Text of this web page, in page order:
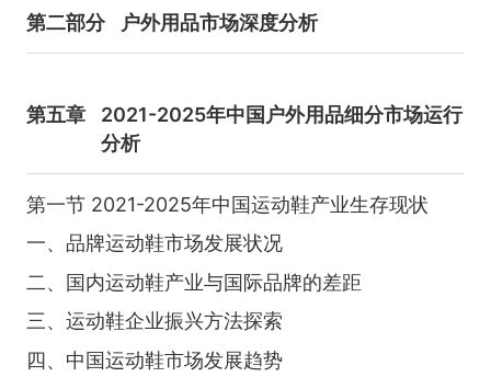
第二部分 户外用品市场深度分析
第五章
2021-2025年中国户外用品细分市场运行
分析
第一节 2021-2025年中国运动鞋产业生存现状
一、品牌运动鞋市场发展状况
二、国内运动鞋产业与国际品牌的差距
三、运动鞋企业振兴方法探索
四、中国运动鞋市场发展趋势